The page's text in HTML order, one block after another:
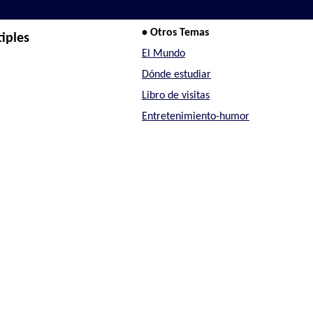
• Otros Temas
El Mundo
Dónde estudiar
Libro de visitas
Entretenimiento-humor